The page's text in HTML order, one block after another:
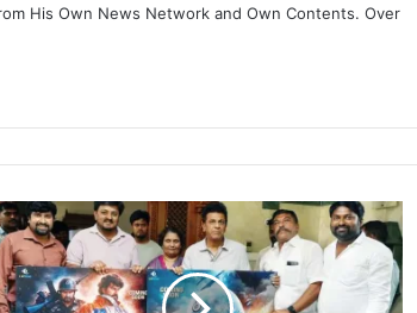
His Own News Network and Own Contents. Over